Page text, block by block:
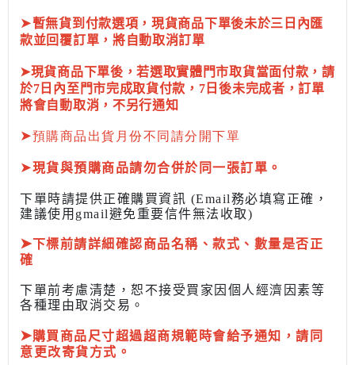
➤暫無貨到付款選項，現貨商品下單後未於三日內匯
款並回覆訂單，將自動取消訂單
➤現貨商品下單後，若選取實體門市取貨當面付款，請
於7日內至門市完成取貨付款，7日後未完成者，訂單
將會自動取消，不另行通知
➤預購商品出貨月份不同請分開下單
➤現貨與預購商品請勿合併於同一張訂單。
下單時請提供正確購買資訊 (Email務必填寫正確，
建議使用gmail避免重要信件無法收取)
➤下標前請詳細確認商品名稱、款式、數量是否正
確
下單前考慮清楚，恕不接受買家因個人經濟因素等
各種理由取消交易。
➤購買商品尺寸超過超商規範時會給予通知，請同
意更改寄貨方式。